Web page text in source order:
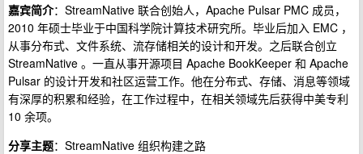
嘉宾简介：StreamNative 联合创始人，Apache Pulsar PMC 成员，
2010 年硕士毕业于中国科学院计算技术研究所。毕业后加入 EMC ，
从事分布式、文件系统、流存储相关的设计和开发。之后联合创立
StreamNative 。一直从事开源项目 Apache BookKeeper 和 Apache
Pulsar 的设计开发和社区运营工作。他在分布式、存储、消息等领域
有深厚的积累和经验，在工作过程中，在相关领域先后获得中美专利
10 余项。
分享主题：StreamNative 组织构建之路